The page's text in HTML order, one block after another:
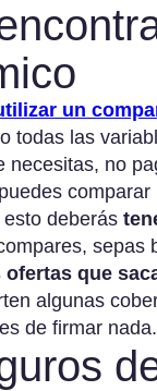
un
todas las
necesitas, no
deberás
que
algunas
de firmar